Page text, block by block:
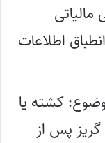
اطلاعات
کشته یا
پس از